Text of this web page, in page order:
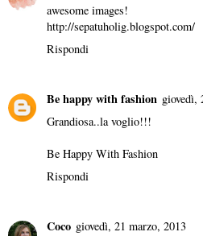
awesome images!
http://sepatuholig.blogspot.com/
Rispondi
Be happy with fashion giovedì,
Grandiosa..la voglio!!!
Be Happy With Fashion
Rispondi
Coco giovedì, 21 marzo, 2013